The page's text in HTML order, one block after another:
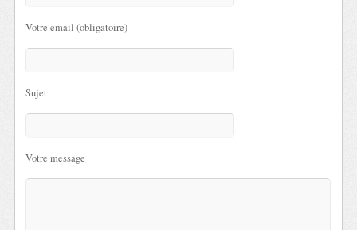
Votre email (obligatoire)
Sujet
Votre message